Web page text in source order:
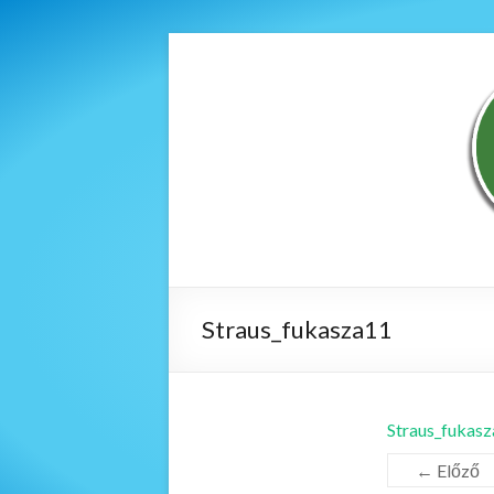
Straus_fukasza11
← Előző